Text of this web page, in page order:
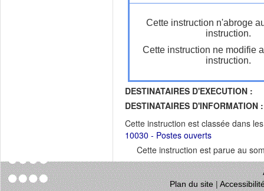
Cette instruction n'abroge
instruction.
Cette instruction ne modifie
instruction.
DESTINATAIRES D'EXECUTION :
DESTINATAIRES D'INFORMATION :
Cette instruction est classée dans
10030 - Postes ouverts
Cette instruction est parue au
Plan du site|